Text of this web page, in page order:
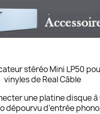
stéréo Mini LP50
vinyles de Real Câble
une platine disque
dépourvu d’entrée